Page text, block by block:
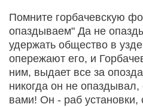
Помните горбачевскую
опаздываем" Да не
удержать общество в
опережают его, и
ним, выдает все за
никогда он не
вами! Он - раб